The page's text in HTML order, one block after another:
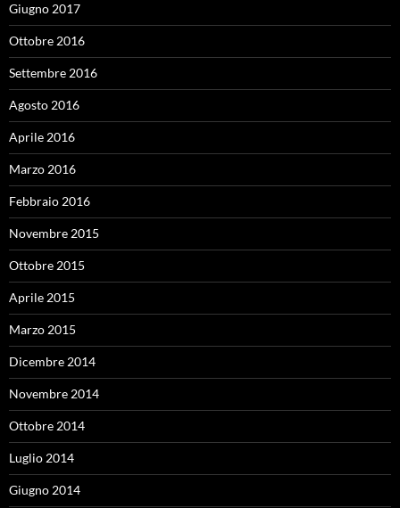
Giugno 2017
Ottobre 2016
Settembre 2016
Agosto 2016
Aprile 2016
Marzo 2016
Febbraio 2016
Novembre 2015
Ottobre 2015
Aprile 2015
Marzo 2015
Dicembre 2014
Novembre 2014
Ottobre 2014
Luglio 2014
Giugno 2014